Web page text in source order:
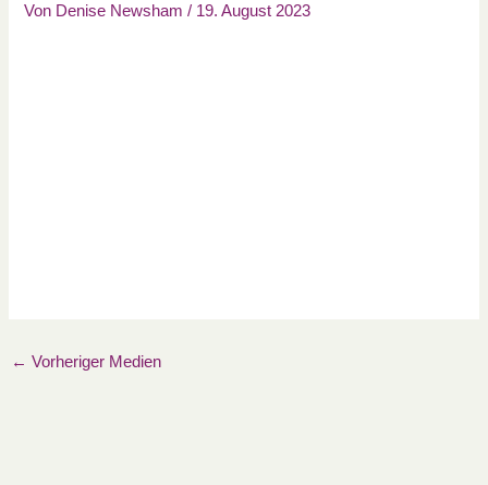
Von Denise Newsham/ 19. August 2023
← Vorheriger Medien